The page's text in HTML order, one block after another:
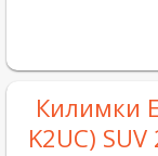
Килимки
K2UC)